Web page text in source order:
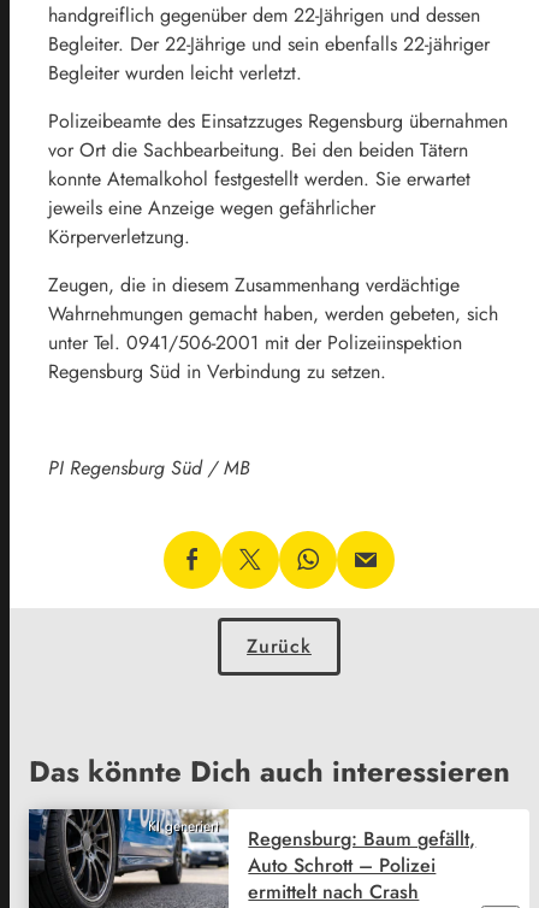
handgreiflich gegenüber dem 22-Jährigen und dessen
Begleiter. Der 22-Jährige und sein ebenfalls 22-jähriger
Begleiter wurden leicht verletzt.
Polizeibeamte des Einsatzzuges Regensburg übernahmen
vor Ort die Sachbearbeitung. Bei den beiden Tätern
konnte Atemalkohol festgestellt werden. Sie erwartet
jeweils eine Anzeige wegen gefährlicher
Körperverletzung.
Zeugen, die in diesem Zusammenhang verdächtige
Wahrnehmungen gemacht haben, werden gebeten, sich
unter Tel. 0941/506-2001 mit der Polizeiinspektion
Regensburg Süd in Verbindung zu setzen.
PI Regensburg Süd / MB
Zurück
Das könnte Dich auch interessieren
KI generiert
Regensburg: Baum gefällt,
Auto Schrott – Polizei
ermittelt nach Crash